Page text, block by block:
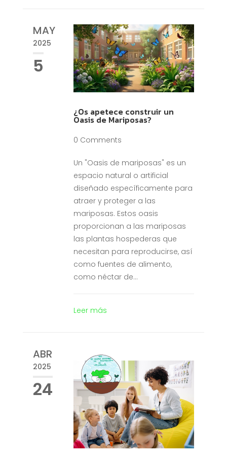
MAY
2025
5
¿Os apetece construir un
Oasis de Mariposas?
0 Comments
Un "Oasis de mariposas" es un
espacio natural o artificial
diseñado específicamente para
atraer y proteger a las
mariposas. Estos oasis
proporcionan a las mariposas
las plantas hospederas que
necesitan para reproducirse, así
como fuentes de alimento,
como néctar de...
Leer más
ABR
2025
24